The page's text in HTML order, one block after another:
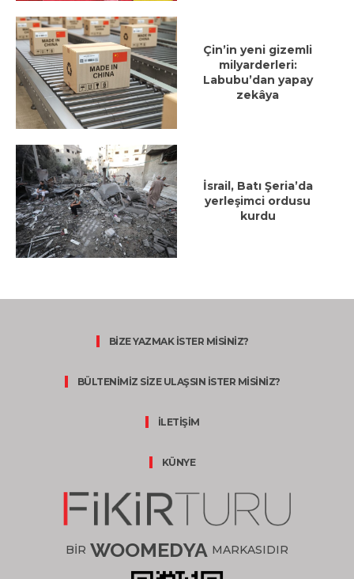
Çin’in yeni gizemli
milyarderleri:
Labubu’dan yapay
zekâya
İsrail, Batı Şeria’da
yerleşimci ordusu
kurdu
BİZE YAZMAK İSTER MİSİNİZ?
BÜLTENİMİZ SİZE ULAŞSIN İSTER MİSİNİZ?
İLETİŞİM
KÜNYE
BİR WOOMEDYA MARKASIDIR